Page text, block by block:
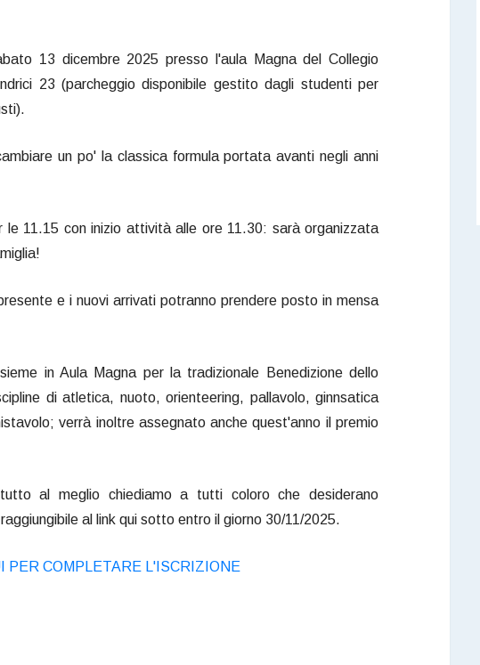
13 dicembre 2025 presso l'aula Magna del Collegio
23 (parcheggio disponibile gestito dagli studenti per
un po' la classica formula portata avanti negli anni
11.15 con inizio attività alle ore 11.30: sarà organizzata
e i nuovi arrivati potranno prendere posto in mensa
in Aula Magna per la tradizionale Benedizione dello
di atletica, nuoto, orienteering, pallavolo, ginnsatica
verrà inoltre assegnato anche quest'anno il premio
al meglio chiediamo a tutti coloro che desiderano
al link qui sotto entro il giorno 30/11/2025.
PER COMPLETARE L'ISCRIZIONE